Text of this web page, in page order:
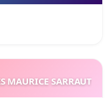
MAURICE SARRAUT